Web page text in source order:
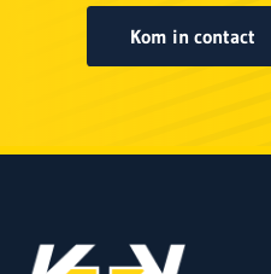
Kom in contact
Veldwerk Koerier B.V.